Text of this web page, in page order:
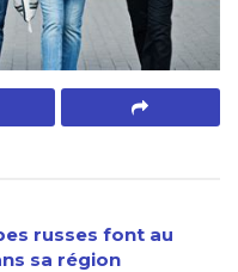
russes font au
sa région